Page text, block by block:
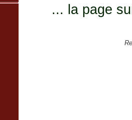
... la page